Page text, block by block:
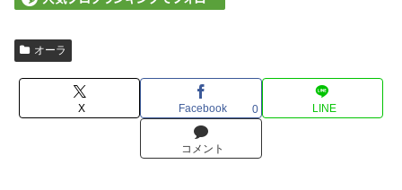
オーラ
X Facebook 0 LINE
コメント